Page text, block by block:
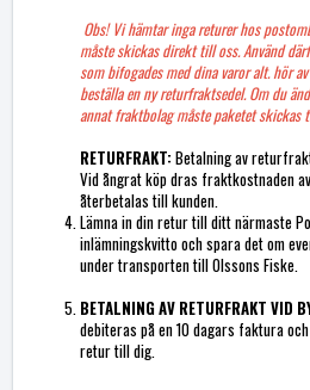
Obs! Vi hämtar inga returer hos
måste skickas direkt till oss. Använd
som bifogades med dina varor alt. hör
beställa en ny returfraktsedel. Om du
annat fraktbolag måste paketet skickas
RETURFRAKT:Betalning av
Vid ångrat köp dras fraktkostnaden
återbetalas till kunden.
Lämna in din retur till ditt närmaste
inlämningskvitto och spara det om
under transporten till Olssons Fiske.
BETALNING AV RETURFRAKT VID
debiteras på en 10 dagars faktura
retur till dig.